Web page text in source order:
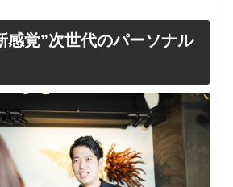
感覚”次世代のパーソナル